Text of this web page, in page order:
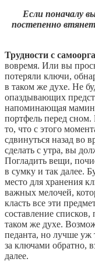
Если поначалу
постепенно
Трудности с
вовремя. Или вы
потеряли ключи,
в таком же духе. Не
опаздывающих
напоминающая
портфель перед сном.
то, что с этого
сдвинуться назад во
сделать с утра, вы
Погладить вещи,
в сумку и так далее.
место для хранения
важных мелочей,
класть все эти
составление
таком же духе.
педанта, но лучше уж
за ключами обратно,
далее.